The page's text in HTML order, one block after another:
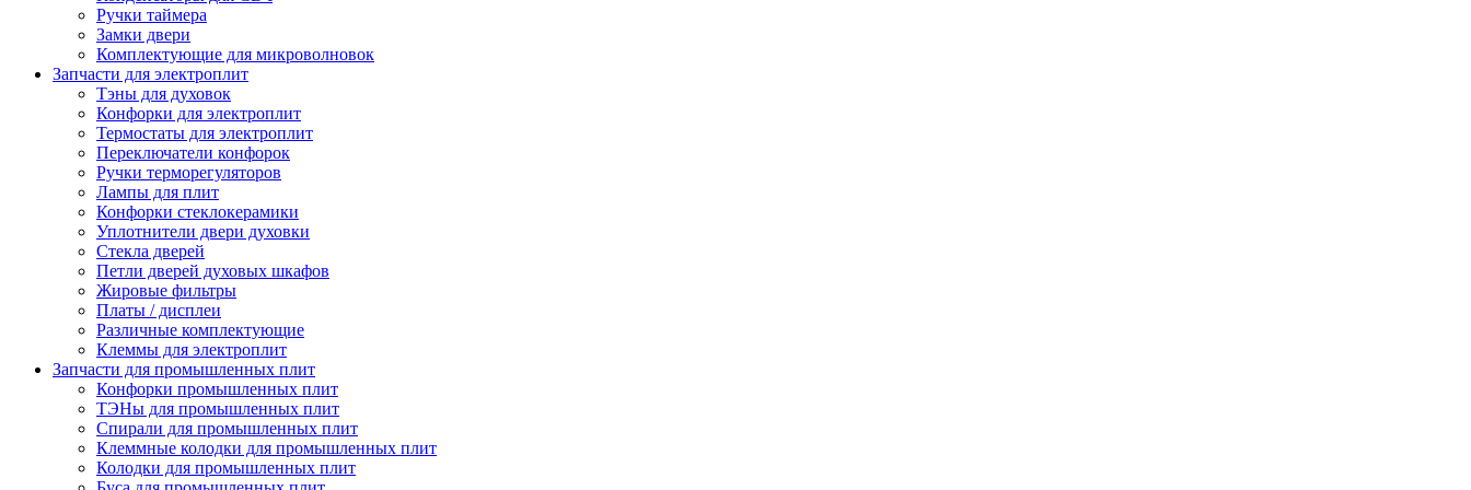
Ручки таймера
Замки двери
Комплектующие для микроволновок
Запчасти для электроплит
Тэны для духовок
Конфорки для электроплит
Термостаты для электроплит
Переключатели конфорок
Ручки терморегуляторов
Лампы для плит
Конфорки стеклокерамики
Уплотнители двери духовки
Стекла дверей
Петли дверей духовых шкафов
Жировые фильтры
Платы / дисплеи
Различные комплектующие
Клеммы для электроплит
Запчасти для промышленных плит
Конфорки промышленных плит
ТЭНы для промышленных плит
Спирали для промышленных плит
Клеммные колодки для промышленных плит
Колодки для промышленных плит